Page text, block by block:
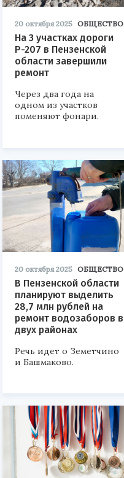
20 октября 2025 ОБЩЕСТВО
На 3 участках дороги
Р-207 в Пензенской
области завершили
ремонт
Через два года на
одном из участков
поменяют фонари.
20 октября 2025 ОБЩЕСТВО
В Пензенской области
планируют выделить
28,7 млн рублей на
ремонт водозаборов в
двух районах
Речь идет о Земетчино
и Башмаково.